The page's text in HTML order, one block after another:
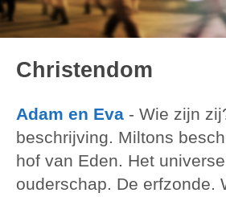
Christendom
Adam en Eva - Wie zijn
beschrijving. Miltons
hof van Eden. Het
ouderschap. De erfzonde.